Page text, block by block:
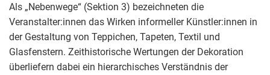
Als „Nebenwege“ (Sektion 3) bezeichneten die
Veranstalter:innen das Wirken informeller Künstler:innen in
der Gestaltung von Teppichen, Tapeten, Textil und
Glasfenstern. Zeithistorische Wertungen der Dekoration
überliefern dabei ein hierarchisches Verständnis der